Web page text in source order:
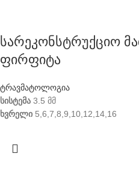
სარეკონსტრუქციო
ფირფიტა
ტრავმატოლოგია
სისტემა 3.5 მმ
ხვრელი 5,6,7,8,9,10,12,14,16